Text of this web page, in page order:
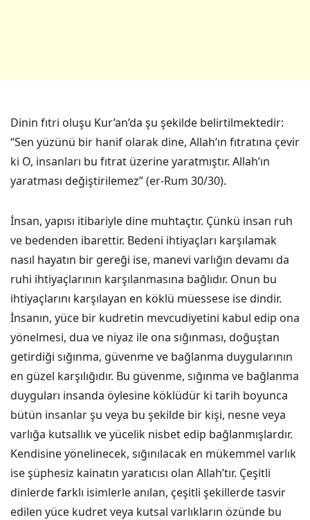
Dinin fıtri oluşu Kur’an’da şu şekilde belirtilmektedir:
“Sen yüzünü bir hanif olarak dine, Allah’ın fıtratına çevir
ki O, insanları bu fıtrat üzerine yaratmıştır. Allah’ın
yaratması değiştirilemez” (er-Rum 30/30).
İnsan, yapısı itibariyle dine muhtaçtır. Çünkü insan ruh
ve bedenden ibarettir. Bedeni ihtiyaçları karşılamak
nasıl hayatın bir gereği ise, manevi varlığın devamı da
ruhi ihtiyaçlarının karşılanmasına bağlıdır. Onun bu
ihtiyaçlarını karşılayan en köklü müessese ise dindir.
İnsanın, yüce bir kudretin mevcudiyetini kabul edip ona
yönelmesi, dua ve niyaz ile ona sığınması, doğuştan
getirdiği sığınma, güvenme ve bağlanma duygularının
en güzel karşılığıdır. Bu güvenme, sığınma ve bağlanma
duyguları insanda öylesine köklüdür ki tarih boyunca
bütün insanlar şu veya bu şekilde bir kişi, nesne veya
varlığa kutsallık ve yücelik nisbet edip bağlanmışlardır.
Kendisine yönelinecek, sığınılacak en mükemmel varlık
ise şüphesiz kainatın yaratıcısı olan Allah’tır. Çeşitli
dinlerde farklı isimlerle anılan, çeşitli şekillerde tasvir
edilen yüce kudret veya kutsal varlıkların özünde bu